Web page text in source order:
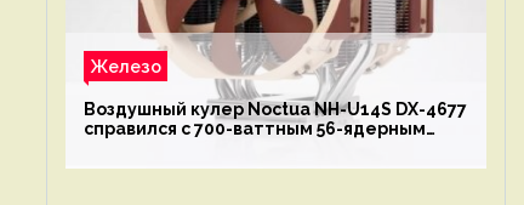
Железо
Воздушный кулер Noctua NH-U14S DX-4677
справился с 700-ваттным 56-ядерным